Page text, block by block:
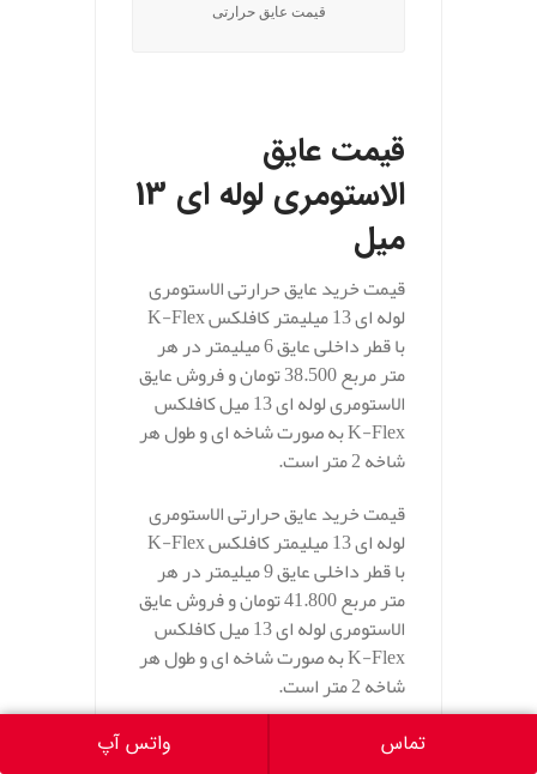
قیمت عایق حرارتی
قیمت عایق
الاستومری لوله ای 13
میل
قیمت خرید عایق حرارتی الاستومری
با قطر داخلی عایق 6 میلیمتر در هر
متر مربع 38.500 تومان و فروش عایق
الاستومری لوله ای 13 میل کافلکس
K-Flex به صورت شاخه ای و طول هر
شاخه 2 متر است.
قیمت خرید عایق حرارتی الاستومری
با قطر داخلی عایق 9 میلیمتر در هر
متر مربع 41.800 تومان و فروش عایق
الاستومری لوله ای 13 میل کافلکس
K-Flex به صورت شاخه ای و طول هر
شاخه 2 متر است.
قیمت خرید عایق الاستومری لوله ایتماس واتس آپ